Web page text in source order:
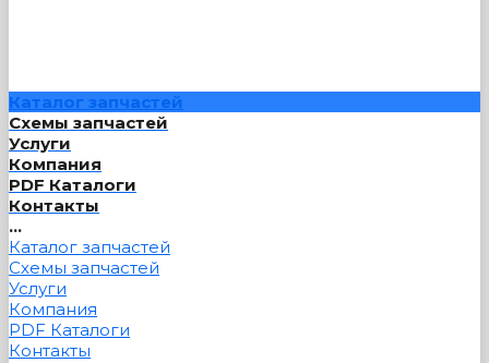
Каталог запчастей
Схемы запчастей
Услуги
Компания
PDF Каталоги
Контакты
...
Каталог запчастей
Схемы запчастей
Услуги
Компания
PDF Каталоги
Контакты